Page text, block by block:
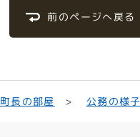
前のページへ戻る
町長の部屋 公務の様子